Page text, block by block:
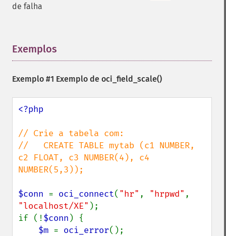
de falha
Exemplos
Exemplo #1 Exemplo de oci_field_scale()
<?php
// Crie a tabela com:
//   CREATE TABLE mytab (c1 NUMBER,
c2 FLOAT, c3 NUMBER(4), c4
NUMBER(5,3));
$conn = oci_connect( "hr" , "hrpwd"
"localhost/XE" );
if (!$conn ) {
$m = oci_error();